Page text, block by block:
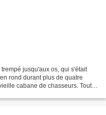
jusqu'aux os, qui s'était
rond durant plus de quatre
cabane de chasseurs. Tout